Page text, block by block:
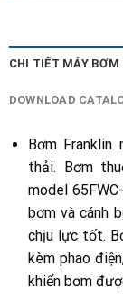
CHI TIẾT MÁY BƠM
DOWNLOAD
Bơm Franklin
thải. Bơm
model
bơm và cánh
chịu lực tốt.
kèm phao
khiển bơm